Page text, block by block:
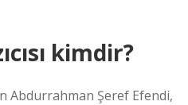
kimdir?
Abdurrahman Şeref Efendi,